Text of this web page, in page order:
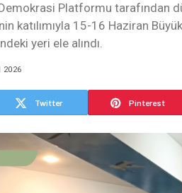
Platformu tarafından
katılımıyla 15-16 Haziran
yeri ele alındı.
2026
Twitter Pinterest